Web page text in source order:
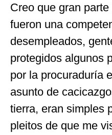
Creo que gran
fueron una
desempleados,
protegidos algunos
por la procuraduría
asunto de
tierra, eran simples
pleitos de que me